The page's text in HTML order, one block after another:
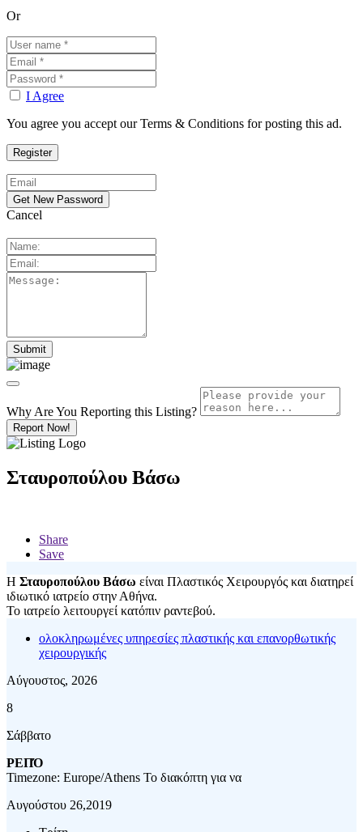
Or
I Agree
You agree you accept our Terms & Conditions for posting this ad.
Cancel
Why Are You Reporting this Listing?
Report Now!
Σταυροπούλου Βάσω
Share
Save
Η Σταυροπούλου Βάσω είναι Πλαστικός Χειρουργός και διατηρεί
ιδιωτικό ιατρείο στην Αθήνα.
Το ιατρείο λειτουργεί κατόπιν ραντεβού.
ολοκληρωμένες υπηρεσίες πλαστικής και επανορθωτικής
χειρουργικής
Αύγουστος, 2026
8
Σάββατο
ΡΕΠΌ
Timezone: Europe/Athens Το διακόπτη για να
Αυγούστου 26,2019